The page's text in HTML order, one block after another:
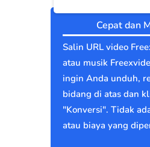
Cepat dan
Salin URL video
atau musik
ingin Anda unduh,
bidang di atas dan
"Konversi". Tidak
atau biaya yang